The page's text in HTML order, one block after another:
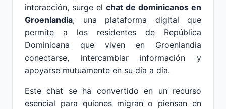
interacción, surge el chat de dominicanos en
Groenlandia, una plataforma digital que
permite a los residentes de República
Dominicana que viven en Groenlandia
conectarse, intercambiar información y
apoyarse mutuamente en su día a día.
Este chat se ha convertido en un recurso
esencial para quienes migran o piensan en